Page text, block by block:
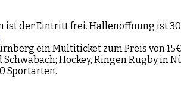
ist der Eintritt frei. Hallenöffnung ist
.
ein Multiticket zum Preis von
Hockey, Ringen Rugby in
Sportarten.